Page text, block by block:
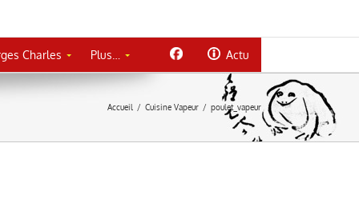
Charles Plus… Actu
Accueil / Cuisine Vapeur / poulet_vapeur